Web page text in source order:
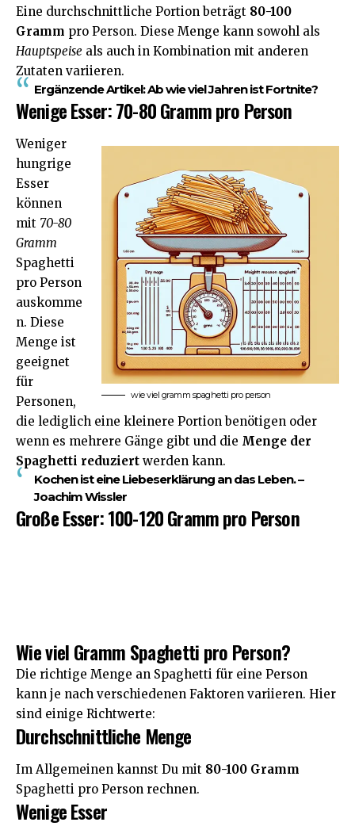
Eine durchschnittliche Portion beträgt 80-100
Gramm pro Person. Diese Menge kann sowohl als
Hauptspeise als auch in Kombination mit anderen
Zutaten variieren.
Ergänzende Artikel:Ab wie viel Jahren ist Fortnite?
Wenige Esser: 70-80 Gramm pro Person
wie viel gramm spaghetti pro person
Weniger
hungrige
Esser
können
mit 70-80
Gramm
Spaghetti
pro Person
auskomme
n. Diese
Menge ist
geeignet
für
Personen,
die lediglich eine kleinere Portion benötigen oder
wenn es mehrere Gänge gibt und die Menge der
Spaghetti reduziert werden kann.
Kochen ist eine Liebeserklärung an das Leben. –
Joachim Wissler
Große Esser: 100-120 Gramm pro Person
Wie viel Gramm Spaghetti pro Person?
Die richtige Menge an Spaghetti für eine Person
kann je nach verschiedenen Faktoren variieren. Hier
sind einige Richtwerte:
Durchschnittliche Menge
Im Allgemeinen kannst Du mit 80-100 Gramm
Spaghetti pro Person rechnen.
Wenige Esser